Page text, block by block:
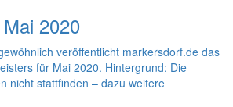
2020
veröffentlicht markersdorf.de das
für Mai 2020. Hintergrund: Die
nicht stattfinden – dazu weitere